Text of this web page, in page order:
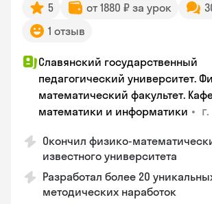
5 от 1880 ₽ за урок
1 отзыв
Славянский государственный
педагогический университет.
математический факультет.
математики и информатики • г.
Окончил физико-
известного университета
Разработал более 20
методических наработок